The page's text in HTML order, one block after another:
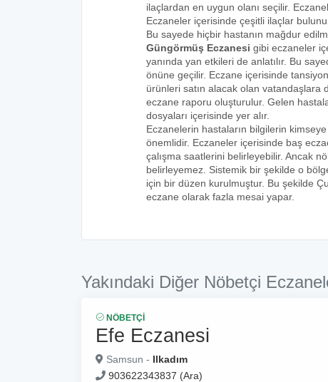
ilaçlardan en uygun olanı seçilir.
Eczaneler içerisinde çeşitli ilaçlar
Bu sayede hiçbir hastanın mağdur
Güngörmüş Eczanesi gibi eczaneler
yanında yan etkileri de anlatılır. Bu
önüne geçilir. Eczane içerisinde
ürünleri satın alacak olan vatandaşlara
eczane raporu oluşturulur. Gelen
dosyaları içerisinde yer alır.
Eczanelerin hastaların bilgilerin
önemlidir. Eczaneler içerisinde baş
çalışma saatlerini belirleyebilir. Ancak
belirleyemez. Sistemik bir şekilde o
için bir düzen kurulmuştur. Bu şekilde
eczane olarak fazla mesai yapar.
Yakındaki Diğer Nöbetçi
NÖBETÇI
Efe Eczanesi
Samsun - Ilkadım
903622343837 (Ara)